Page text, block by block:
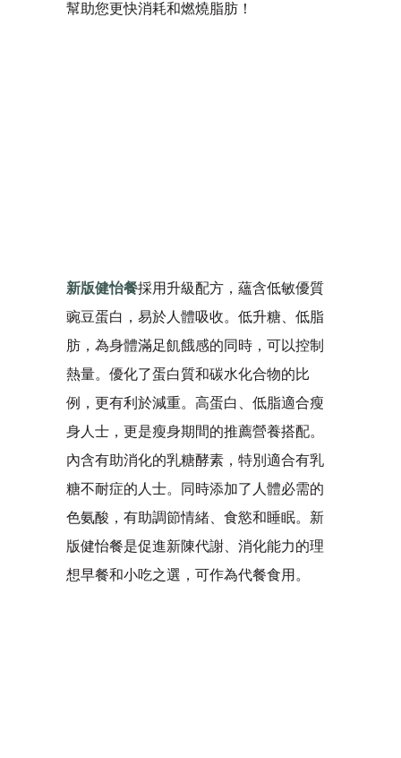
幫助您更快消耗和燃燒脂肪！
新版健怡餐採用升級配方，蘊含低敏優質
豌豆蛋白，易於人體吸收。低升糖、低脂
肪，為身體滿足飢餓感的同時，可以控制
熱量。優化了蛋白質和碳水化合物的比
例，更有利於減重。高蛋白、低脂適合瘦
身人士，更是瘦身期間的推薦營養搭配。
內含有助消化的乳糖酵素，特別適合有乳
糖不耐症的人士。同時添加了人體必需的
色氨酸，有助調節情緒、食慾和睡眠。新
版健怡餐是促進新陳代謝、消化能力的理
想早餐和小吃之選，可作為代餐食用。